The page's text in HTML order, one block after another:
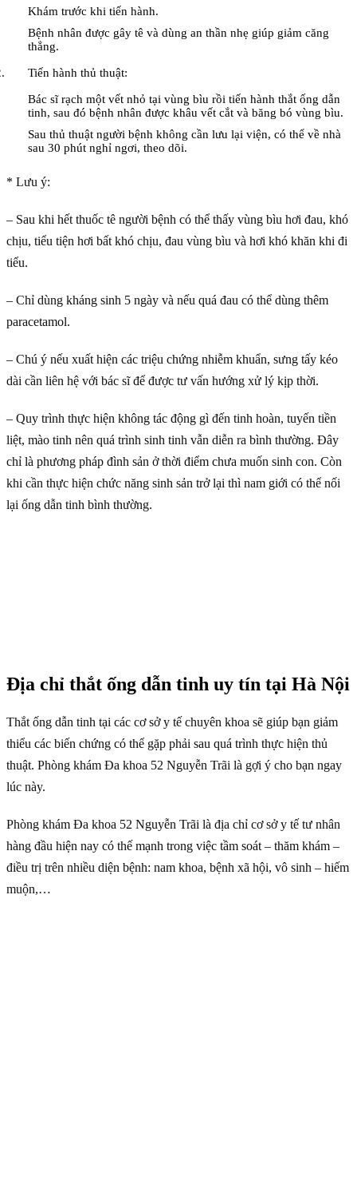
Khám trước khi tiến hành.
Bệnh nhân được gây tê và dùng an thần nhẹ giúp giảm căng
thẳng.
Tiến hành thủ thuật:
Bác sĩ rạch một vết nhỏ tại vùng bìu rồi tiến hành thắt ống dẫn
tinh, sau đó bệnh nhân được khâu vết cắt và băng bó vùng bìu.
Sau thủ thuật người bệnh không cần lưu lại viện, có thể về nhà
sau 30 phút nghỉ ngơi, theo dõi.
* Lưu ý:
– Sau khi hết thuốc tê người bệnh có thể thấy vùng bìu hơi đau, khó
chịu, tiểu tiện hơi bất khó chịu, đau vùng bìu và hơi khó khăn khi đi
tiểu.
– Chỉ dùng kháng sinh 5 ngày và nếu quá đau có thể dùng thêm
paracetamol.
– Chú ý nếu xuất hiện các triệu chứng nhiễm khuẩn, sưng tấy kéo
dài cần liên hệ với bác sĩ để được tư vấn hướng xử lý kịp thời.
– Quy trình thực hiện không tác động gì đến tinh hoàn, tuyến tiền
liệt, mào tinh nên quá trình sinh tinh vẫn diễn ra bình thường. Đây
chỉ là phương pháp đình sản ở thời điểm chưa muốn sinh con. Còn
khi cần thực hiện chức năng sinh sản trở lại thì nam giới có thể nối
lại ống dẫn tinh bình thường.
Địa chỉ thắt ống dẫn tinh uy tín tại Hà Nội
Thắt ống dẫn tinh tại các cơ sở y tế chuyên khoa sẽ giúp bạn giảm
thiểu các biến chứng có thể gặp phải sau quá trình thực hiện thủ
thuật. Phòng khám Đa khoa 52 Nguyễn Trãi là gợi ý cho bạn ngay
lúc này.
Phòng khám Đa khoa 52 Nguyễn Trãi là địa chỉ cơ sở y tế tư nhân
hàng đầu hiện nay có thế mạnh trong việc tầm soát – thăm khám –
điều trị trên nhiều diện bệnh: nam khoa, bệnh xã hội, vô sinh – hiếm
muộn,…